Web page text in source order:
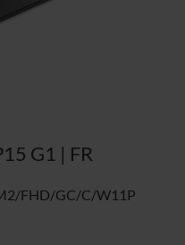
G1 | FR
FHD/GC/C/W11P